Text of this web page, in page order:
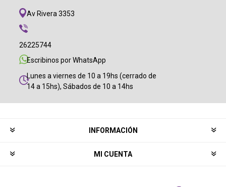
Av Rivera 3353
26225744
Escribinos por WhatsApp
Lunes a viernes de 10 a 19hs (cerrado de
14 a 15hs), Sábados de 10 a 14hs
INFORMACIÓN
MI CUENTA